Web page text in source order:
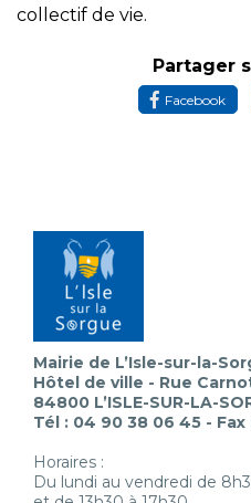
collectif de vie.
Partager
Facebook
Mairie de L’Isle-sur-la-
Hôtel de ville - Rue
84800 L’ISLE-SUR-LA-
Tél : 04 90 38 06 45 - Fax
Horaires :
Du lundi au vendredi de